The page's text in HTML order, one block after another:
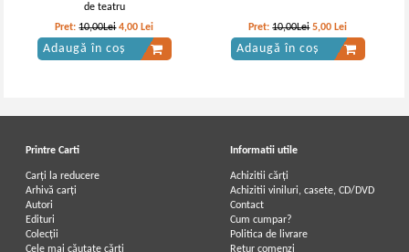
de teatru
Pret:10,00Lei 4,00 Lei
Adaugă în coș
Pret:10,00Lei 5,00 Lei
Adaugă în coș
Printre Carti
Carți la reducere
Arhivă carți
Autori
Edituri
Colecții
Cele mai căutate cărți
Informatii utile
Achizitii cărți
Achizitii viniluri, casete, CD/DVD
Contact
Cum cumpar?
Politica de livrare
Retur comenzi